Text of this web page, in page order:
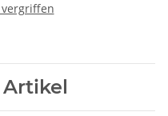
#2000.29